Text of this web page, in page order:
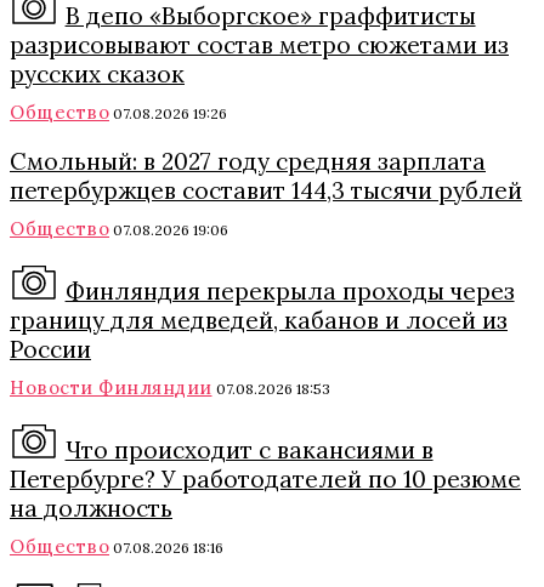
В депо «Выборгское» граффитисты
разрисовывают состав метро сюжетами из
русских сказок
Общество 07.08.2026 19:26
Смольный: в 2027 году средняя зарплата
петербуржцев составит 144,3 тысячи рублей
Общество 07.08.2026 19:06
Финляндия перекрыла проходы через
границу для медведей, кабанов и лосей из
России
Новости Финляндии 07.08.2026 18:53
Что происходит с вакансиями в
Петербурге? У работодателей по 10 резюме
на должность
Общество 07.08.2026 18:16